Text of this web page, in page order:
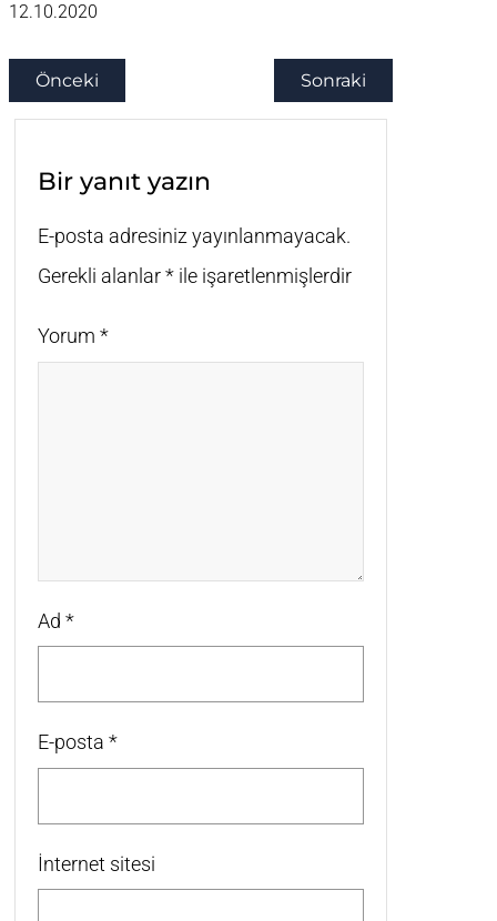
12.10.2020
Önceki Sonraki
Bir yanıt yazın
E-posta adresiniz yayınlanmayacak.
Gerekli alanlar* ile işaretlenmişlerdir
Yorum *
Ad *
E-posta *
İnternet sitesi